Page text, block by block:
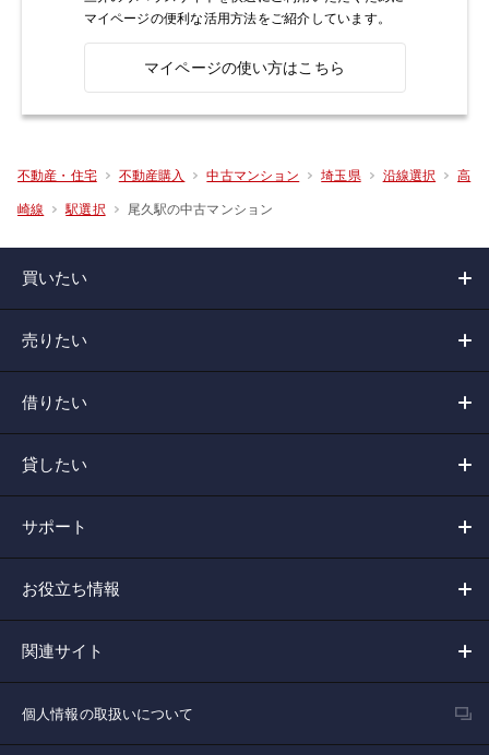
マイページの便利な活用方法をご紹介しています。
マイページの使い方はこちら
不動産・住宅 不動産購入 中古マンション 埼玉県 沿線選択 高
崎線 駅選択 尾久駅の中古マンション
買いたい
売りたい
借りたい
貸したい
サポート
お役立ち情報
関連サイト
個人情報の取扱いについて